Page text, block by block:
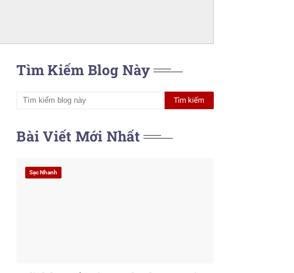
Tìm Kiếm Blog Này
Bài Viết Mới Nhất
Sạc Nhanh